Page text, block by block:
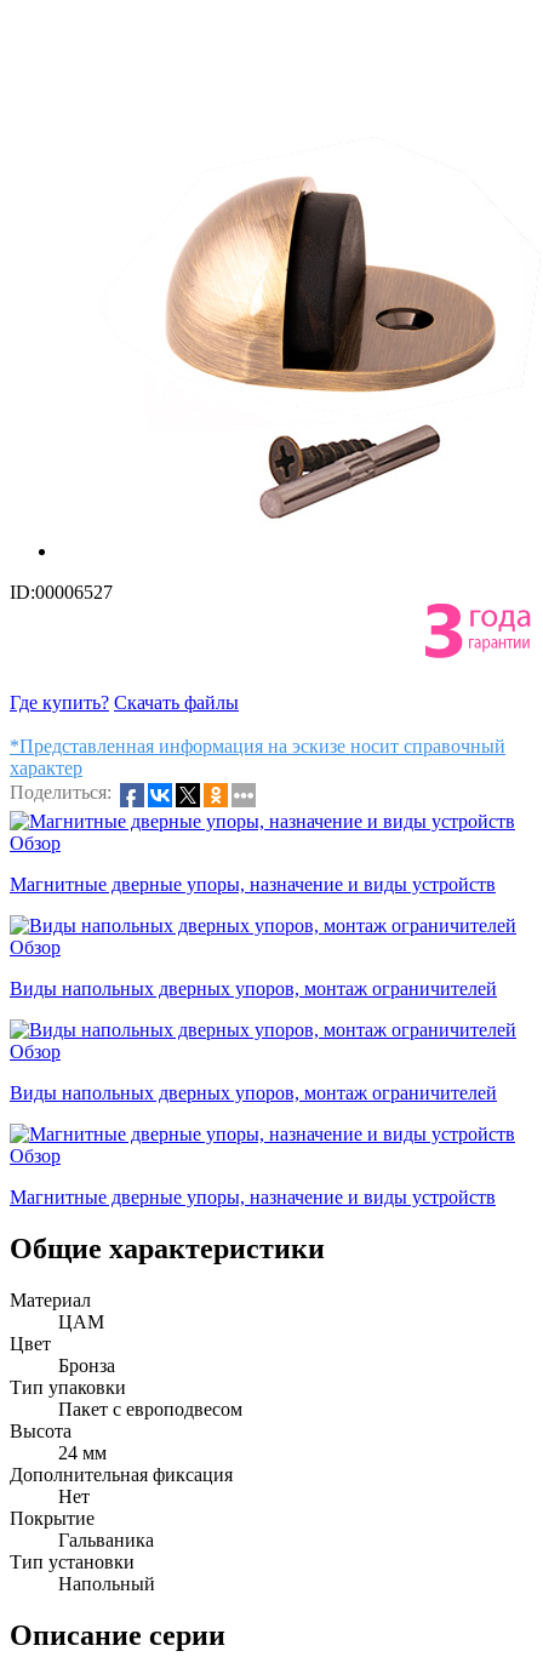
ID:00006527
Где купить? Скачать файлы
*Представленная информация на эскизе носит справочный
характер
Поделиться:
Обзор
Магнитные дверные упоры, назначение и виды устройств
Обзор
Виды напольных дверных упоров, монтаж ограничителей
Обзор
Виды напольных дверных упоров, монтаж ограничителей
Обзор
Магнитные дверные упоры, назначение и виды устройств
Общие характеристики
Материал
ЦАМ
Цвет
Бронза
Тип упаковки
Пакет с европодвесом
Высота
24 мм
Дополнительная фиксация
Нет
Покрытие
Гальваника
Тип установки
Напольный
Описание серии